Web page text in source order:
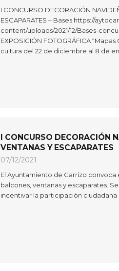
I CONCURSO DECORACIÓN
ESCAPARATES – Bases https://
content/uploads/2021/12/Bases-
EXPOSICIÓN FOTOGRÁFICA
cultura del 22 de diciembre al 8 de
I CONCURSO DECORACIÓN
VENTANAS Y ESCAPARATES
07/12/2021
El Ayuntamiento de Carrizo
balcones, ventanas y escaparates.
incentivar la participación ciudadana